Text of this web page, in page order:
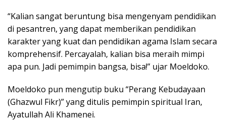
“Kalian sangat beruntung bisa mengenyam pendidikan
di pesantren, yang dapat memberikan pendidikan
karakter yang kuat dan pendidikan agama Islam secara
komprehensif. Percayalah, kalian bisa meraih mimpi
apa pun. Jadi pemimpin bangsa, bisa!” ujar Moeldoko.
Moeldoko pun mengutip buku “Perang Kebudayaan
(Ghazwul Fikr)” yang ditulis pemimpin spiritual Iran,
Ayatullah Ali Khamenei.